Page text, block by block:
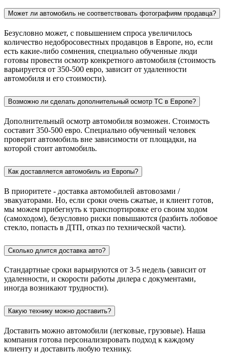
Может ли автомобиль не соответствовать фотографиям продавца?
Безусловно может, с повышением спроса увеличилось
количество недобросовестных продавцов в Европе, но, если
есть какие-либо сомнения, специально обученные люди
готовы провести осмотр конкретного автомобиля (стоимость
варьируется от 350-500 евро, зависит от удаленности
автомобиля и его стоимости).
Возможно ли сделать дополнительный осмотр ТС в Европе?
Дополнительный осмотр автомобиля возможен. Стоимость
составит 350-500 евро. Специально обученный человек
проверит автомобиль вне зависимости от площадки, на
которой стоит автомобиль.
Как доставляется автомобиль из Европы?
В приоритете - доставка автомобилей автовозами /
эвакуаторами. Но, если сроки очень сжатые, и клиент готов,
мы можем прибегнуть к транспортировке его своим ходом
(самоходом), безусловно риски повышаются (разбить лобовое
стекло, попасть в ДТП, отказ по технической части).
Сколько длится доставка авто?
Стандартные сроки варьируются от 3-5 недель (зависит от
удаленности, и скорости работы дилера с документами,
иногда возникают трудности).
Какую технику можно доставить?
Доставить можно автомобили (легковые, грузовые). Наша
компания готова персонализировать подход к каждому
клиенту и доставить любую технику.